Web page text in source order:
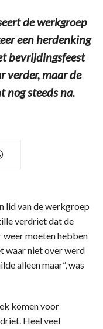
de werkgroep
een herdenking
bevrijdingsfeest
verder, maar de
steeds na.
lid van de werkgroep
verdriet dat de
weer moeten hebben
waar niet over werd
alleen maar”, was
komen voor
Heel veel